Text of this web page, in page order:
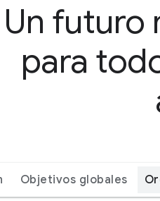
Un futuro
para
Objetivos globales